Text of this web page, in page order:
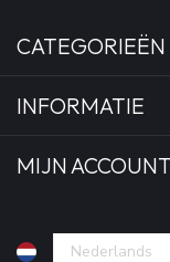
CATEGORIEËN
INFORMATIE
MIJN ACCOUNT